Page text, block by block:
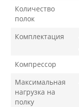
Количество
полок
Комплектация
Компрессор
Максимальная
нагрузка на
полку